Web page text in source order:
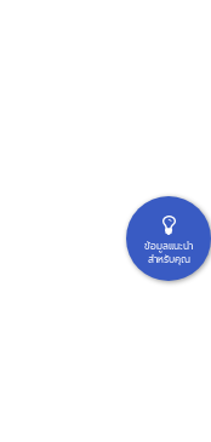
ข้อมูลแนะนำ
สำหรับคุณ